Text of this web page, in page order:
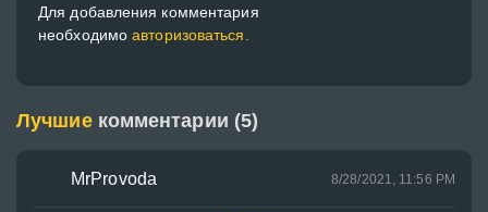
Для добавления комментария
необходимоавторизоваться.
Лучшие комментарии (5)
MrProvoda 8/28/2021, 11:56 PM